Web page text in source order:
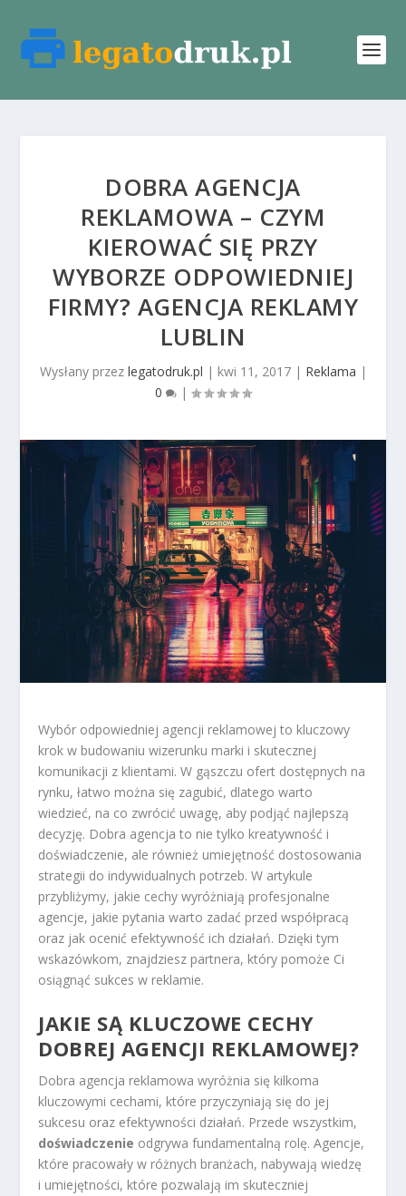
DOBRA AGENCJA
REKLAMOWA – CZYM
KIEROWAĆ SIĘ PRZY
WYBORZE ODPOWIEDNIEJ
FIRMY? AGENCJA REKLAMY
LUBLIN
Wysłany przez legatodruk.pl | kwi 11, 2017| Reklama |
0
|
Wybór odpowiedniej agencji reklamowej to kluczowy
krok w budowaniu wizerunku marki i skutecznej
komunikacji z klientami. W gąszczu ofert dostępnych na
rynku, łatwo można się zagubić, dlatego warto
wiedzieć, na co zwrócić uwagę, aby podjąć najlepszą
decyzję. Dobra agencja to nie tylko kreatywność i
doświadczenie, ale również umiejętność dostosowania
strategii do indywidualnych potrzeb. W artykule
przybliżymy, jakie cechy wyróżniają profesjonalne
agencje, jakie pytania warto zadać przed współpracą
oraz jak ocenić efektywność ich działań. Dzięki tym
wskazówkom, znajdziesz partnera, który pomoże Ci
osiągnąć sukces w reklamie.
JAKIE SĄ KLUCZOWE CECHY
DOBREJ AGENCJI REKLAMOWEJ?
Dobra agencja reklamowa wyróżnia się kilkoma
kluczowymi cechami, które przyczyniają się do jej
sukcesu oraz efektywności działań. Przede wszystkim,
doświadczenie odgrywa fundamentalną rolę. Agencje,
które pracowały w różnych branżach, nabywają wiedzę
i umiejętności, które pozwalają im skuteczniej